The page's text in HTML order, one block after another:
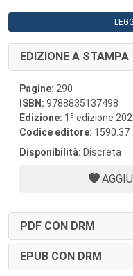
EDIZIONE A STAMPA
Pagine: 290
ISBN: 9788835137498
Edizione: 1 a edizione
Codice editore: 1590.37
Disponibilità: Discreta
PDF CON DRM
EPUB CON DRM